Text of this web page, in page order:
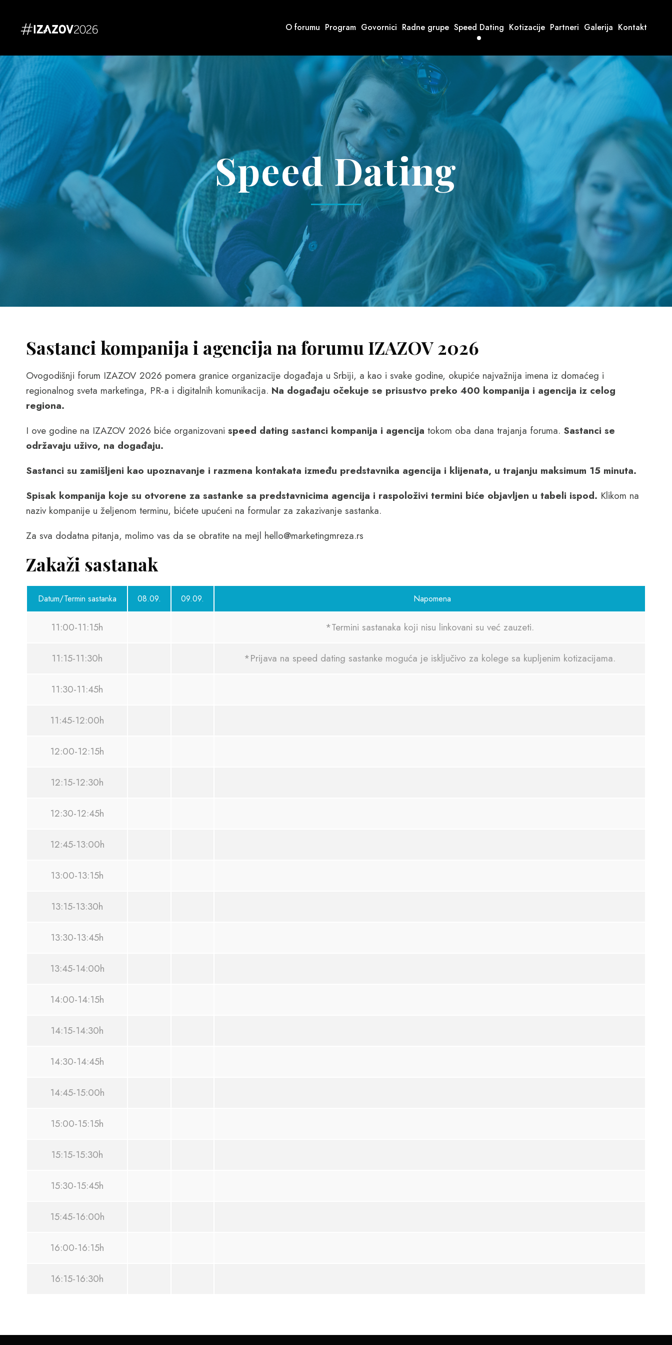
O forumu Program Govornici Radne grupe Speed Dating Kotizacije Partneri Galerija Kontakt
Speed Dating
Sastanci kompanija i agencija na forumu IZAZOV 2026
Ovogodišnji forum IZAZOV 2026 pomera granice organizacije događaja u Srbiji, a kao i svake godine, okupiće najvažnija imena iz domaćeg i
regionalnog sveta marketinga, PR-a i digitalnih komunikacija. Na događaju očekuje se prisustvo preko 400 kompanija i agencija iz celog
regiona.
I ove godine na IZAZOV 2026 biće organizovani speed dating sastanci kompanija i agencija tokom oba dana trajanja foruma. Sastanci se
održavaju uživo, na događaju.
Sastanci su zamišljeni kao upoznavanje i razmena kontakata između predstavnika agencija i klijenata, u trajanju maksimum 15 minuta.
Spisak kompanija koje su otvorene za sastanke sa predstavnicima agencija i raspoloživi termini biće objavljen u tabeli ispod. Klikom na
naziv kompanije u željenom terminu, bićete upućeni na formular za zakazivanje sastanka.
Za sva dodatna pitanja, molimo vas da se obratite na mejl hello@marketingmreza.rs
Zakaži sastanak
Datum/Termin sastanka 08.09. 09.09. Napomena
11:00-11:15h *Termini sastanaka koji nisu linkovani su već zauzeti.
11:15-11:30h *Prijava na speed dating sastanke moguća je isključivo za kolege sa kupljenim kotizacijama.
11:30-11:45h
11:45-12:00h
12:00-12:15h
12:15-12:30h
12:30-12:45h
12:45-13:00h
13:00-13:15h
13:15-13:30h
13:30-13:45h
13:45-14:00h
14:00-14:15h
14:15-14:30h
14:30-14:45h
14:45-15:00h
15:00-15:15h
15:15-15:30h
15:30-15:45h
15:45-16:00h
16:00-16:15h
16:15-16:30h